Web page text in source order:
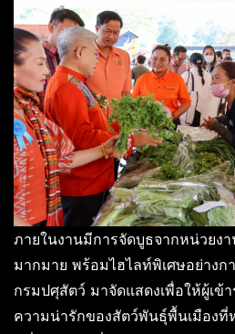
ภายในงานมีการจัดบูธจากหน่วยง
มากมาย พร้อมไฮไลท์พิเศษอย่างก
กรมปศุสัตว์ มาจัดแสดงเพื่อให้ผู้เข้
ความน่ารักของสัตว์พันธุ์พื้นเมืองที่